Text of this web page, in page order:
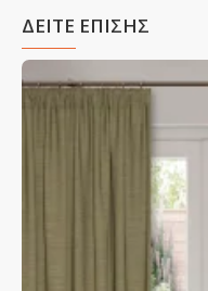
ΔΕΙΤΕ ΕΠΙΣΗΣ